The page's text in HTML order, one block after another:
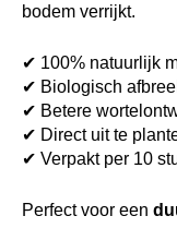
bodem verrijkt.
✔ 100% natuurlijk
✔ Biologisch
✔ Betere
✔ Direct uit te
✔ Verpakt per 10
Perfect voor een